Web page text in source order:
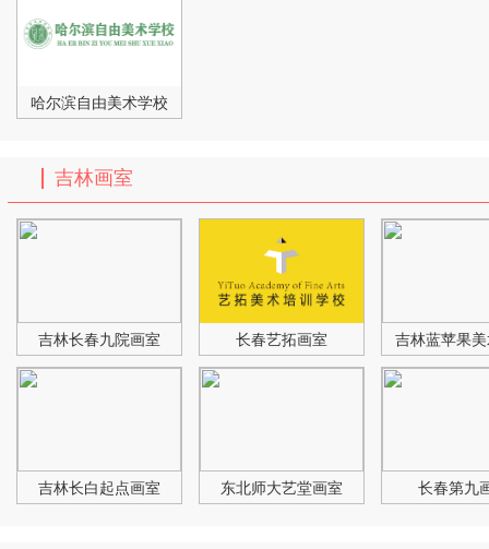
哈尔滨自由美术学校
吉林画室
吉林长春九院画室 长春艺拓画室 吉林蓝苹果
吉林长白起点画室 东北师大艺堂画室 长春第九